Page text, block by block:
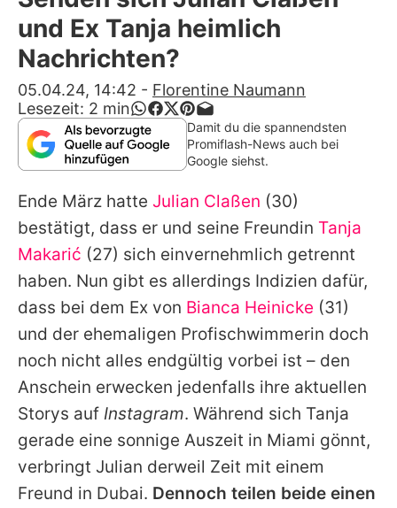
Alle Themen auf Promiflash
App runterladen
Team
Redaktionelle Richtlinien
Impressum
Datenschutzerklärung
Nutzungsbedingungen
Utiq verwalten
und Ex Tanja heimlich
Nachrichten?
05.04.24, 14:42 - Florentine Naumann
Lesezeit: 2 min
Damit du die spannendsten
Promiflash-News auch bei
Google siehst.
Ende März hatte Julian Claßen (30)
bestätigt, dass er und seine Freundin Tanja
Makarić (27) sich einvernehmlich getrennt
haben. Nun gibt es allerdings Indizien dafür,
dass bei dem Ex von Bianca Heinicke (31)
und der ehemaligen Profischwimmerin doch
noch nicht alles endgültig vorbei ist – den
Anschein erwecken jedenfalls ihre aktuellen
Storys auf Instagram. Während sich Tanja
gerade eine sonnige Auszeit in Miami gönnt,
verbringt Julian derweil Zeit mit einem
Freund in Dubai. Dennoch teilen beide einen